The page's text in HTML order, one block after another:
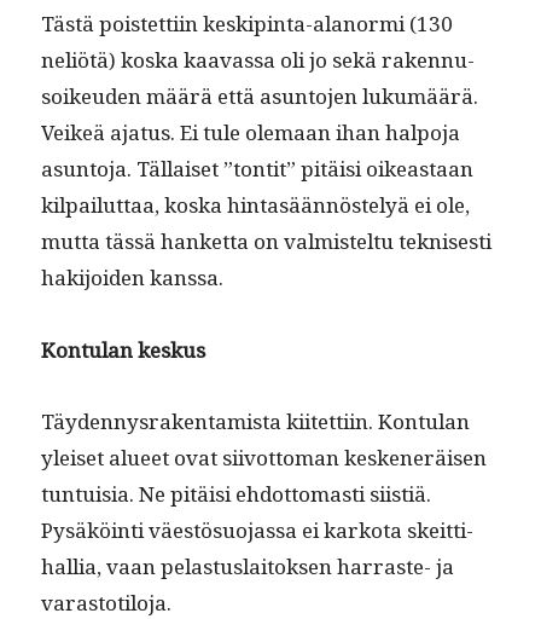
Tästä pois­tet­ti­in keskip­in­ta-alanor­mi (130
neliötä) kos­ka kaavas­sa oli jo sekä raken­nu­
soikeu­den määrä että asun­to­jen lukumäärä.
Veikeä aja­tus. Ei tule ole­maan ihan halpo­ja
asun­to­ja. Täl­laiset ”ton­tit” pitäisi oikeas­t­aan
kil­pailut­taa, kos­ka hin­tasään­nöste­lyä ei ole,
mut­ta tässä han­ket­ta on valmis­tel­tu teknis­es­ti
hak­i­joiden kanssa.
Kon­tu­lan keskus
Täy­den­nys­rak­en­tamista kiitet­ti­in. Kon­tu­lan
yleiset alueet ovat siiv­ot­toman kesken­eräisen
tun­tu­isia. Ne pitäisi ehdot­tomasti siis­tiä.
Pysäköin­ti väestö­suo­jas­sa ei karko­ta skeit­ti­
hal­lia, vaan pelas­tus­laitok­sen har­raste- ja
varastotiloja.